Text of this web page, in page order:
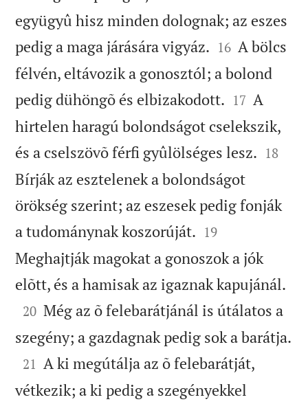
együgyû hisz minden dolognak; az eszes
pedig a maga járására vigyáz. 

16 A bölcs
félvén, eltávozik a gonosztól; a bolond
pedig dühöngõ és elbizakodott. 

17 A
hirtelen haragú bolondságot cselekszik,
és a cselszövõ férfi gyûlölséges lesz. 

18
Bírják az esztelenek a bolondságot
örökség szerint; az eszesek pedig fonják
a tudománynak koszorúját. 

19
Meghajtják magokat a gonoszok a jók
elõtt, és a hamisak az igaznak kapujánál.

20 Még az õ felebarátjánál is útálatos a
szegény; a gazdagnak pedig sok a barátja.

21 A ki megútálja az õ felebarátját,
vétkezik; a ki pedig a szegényekkel